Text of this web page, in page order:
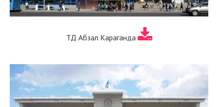
ТД Абзал Караганда